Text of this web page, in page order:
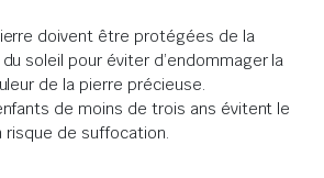
doivent être protégées de la
soleil pour éviter d’endommager la
de la pierre précieuse.
de moins de trois ans évitent le
risque de suffocation.